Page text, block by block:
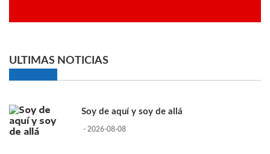
ULTIMAS NOTICIAS
Soy de aquí y soy de allá
- 2026-08-08